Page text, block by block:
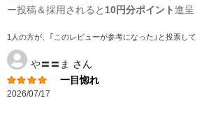
ー投稿＆採用されると 10円分ポイント進呈
1人の方が、｢このレビューが参考になった｣と投票して
や〓〓ま さん
一目惚れ
2026/07/17